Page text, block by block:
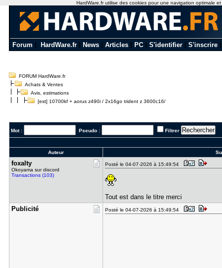
Forum HardWare.fr News Articles PC S'identifier S'inscrire
FORUM HardWare.fr
Achats & Ventes
Avis, estimations
[est] 10700kf + aorus z490i / 2x16go trident z 3600c16/
Mot : Pseudo : Filtrer
Auteur
foxalty
Okoyama sur discord
Transactions (103)
Posté le 04-07-2026 à 15:49:54
Tout est dans le titre merci
Publicité
Posté le 04-07-2026 à 15:49:54
HardWare.fr utilise des cookies pour une navigation optimale